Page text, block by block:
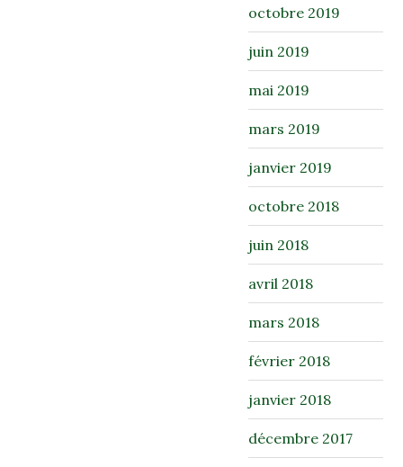
octobre 2019
juin 2019
mai 2019
mars 2019
janvier 2019
octobre 2018
juin 2018
avril 2018
mars 2018
février 2018
janvier 2018
décembre 2017